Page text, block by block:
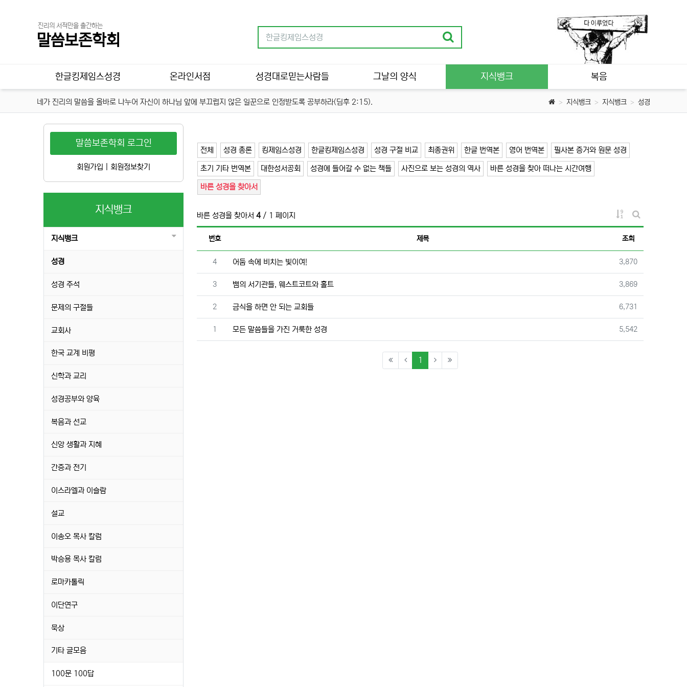
진리의 서적만을 출간하는
말씀보존학회
한글킹제임스성경 온라인서점 성경대로믿는사람들 그날의 양식 지식뱅크 복음
네가 진리의 말씀을 올바로 나누어 자신이 하나님 앞에 부끄럽지 않은 일꾼으로 인정받도록 공부하라(딤후 2:15). 지식뱅크 지식뱅크 성경
전체 성경 총론 킹제임스성경 한글킹제임스성경 성경 구절 비교 최종권위 한글 번역본 영어 번역본 필사본 증거와 원문 성경
초기 기타 번역본 대한성서공회 성경에 들어갈 수 없는 책들 사진으로 보는 성경의 역사 바른 성경을 찾아 떠나는 시간여행
바른 성경을 찾아서
바른 성경을 찾아서 4/ 1 페이지
게시물 정렬
게시판 검색
번호
제목 조회
번호
4 어둠 속에 비치는 빛이여! 조회
3,870
번호
3 뱀의 서기관들, 웨스트코트와 홀트 조회
3,869
번호
2 금식을 하면 안 되는 교회들 조회
6,731
번호
1 모든 말씀들을 가진 거룩한 성경 조회
5,542
1 (current)
말씀보존학회 로그인
회원가입 회원정보찾기
지식뱅크
지식뱅크
성경
성경 주석
문제의 구절들
교회사
한국 교계 비평
신학과 교리
성경공부와 양육
복음과 선교
신앙 생활과 지혜
간증과 전기
이스라엘과 이슬람
설교
이송오 목사 칼럼
박승용 목사 칼럼
로마카톨릭
이단연구
묵상
기타 글모음
100문 100답